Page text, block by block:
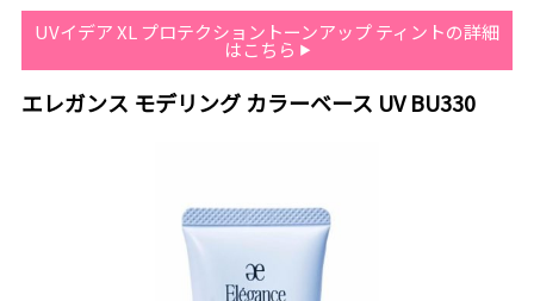
UVイデア XL プロテクショントーンアップ ティントの詳細
はこちら
エレガンス モデリング カラーベース UV BU330